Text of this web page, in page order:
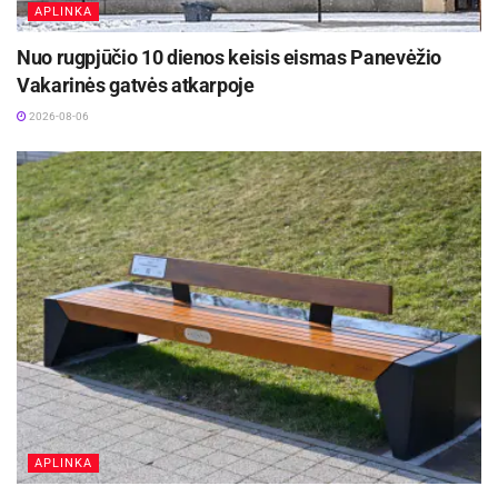
APLINKA
Nuo rugpjūčio 10 dienos keisis eismas Panevėžio
Vakarinės gatvės atkarpoje
2026-08-06
APLINKA